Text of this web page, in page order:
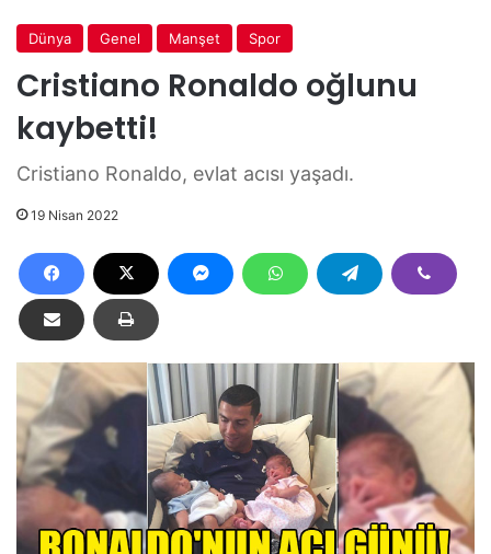
Dünya Genel Manşet Spor
Cristiano Ronaldo oğlunu
kaybetti!
Cristiano Ronaldo, evlat acısı yaşadı.
19 Nisan 2022